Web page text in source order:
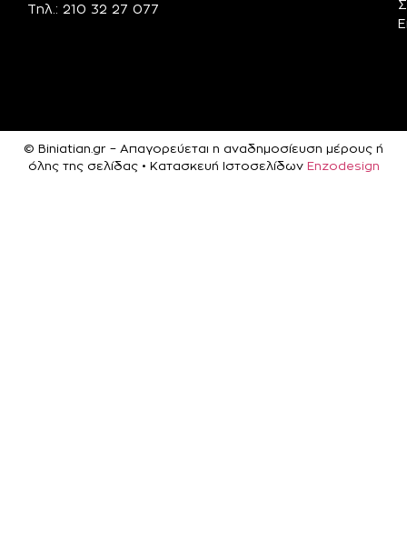
Τηλ.: 210 32 27 077
© Biniatian.gr – Απαγορεύεται η αναδημοσίευση μέρους ή
όλης της σελίδας • Κατασκευή Ιστοσελίδων Enzodesign